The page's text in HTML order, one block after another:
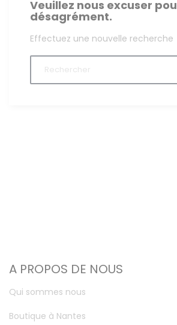
Veuillez nous excuser
désagrément.
Effectuez une nouvelle recherche
A PROPOS DE NOUS
Qui sommes nous
Boutique à Nantes